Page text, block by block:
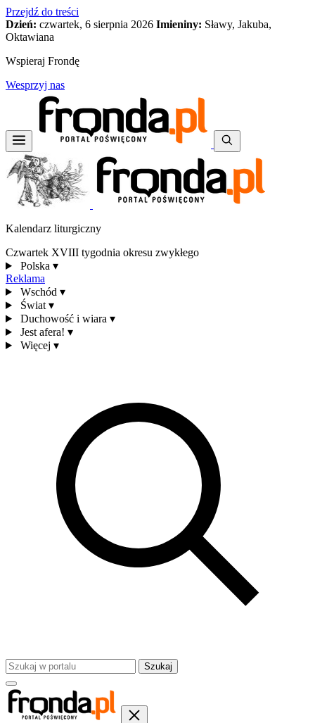
Przejdź do treści
Dzień: czwartek, 6 sierpnia 2026 Imieniny: Sławy, Jakuba,
Oktawiana
Wspieraj Frondę
Wesprzyj nas
Kalendarz liturgiczny
Czwartek XVIII tygodnia okresu zwykłego
Polska ▾
Reklama
Wschód ▾
Świat ▾
Duchowość i wiara ▾
Jest afera! ▾
Więcej ▾
Szukaj